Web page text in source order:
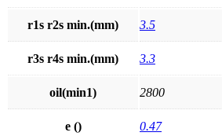
r1s r2s min.(mm) 3.5
r3s r4s min.(mm) 3.3
oil(min1) 2800
e () 0.47